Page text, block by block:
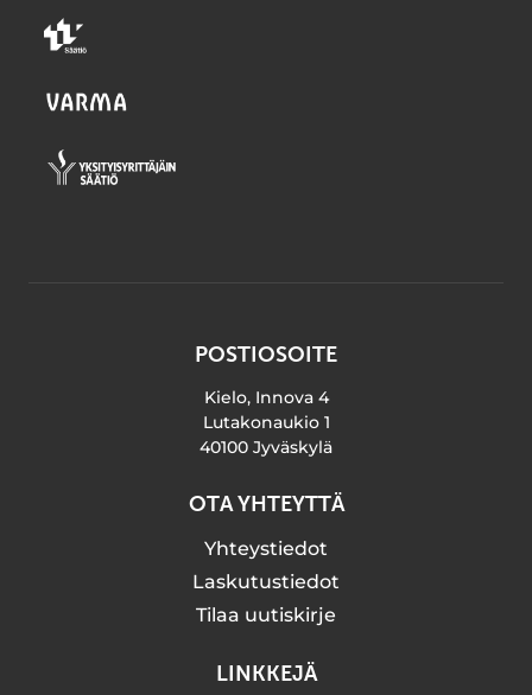
POSTIOSOITE
Kielo, Innova 4
Lutakonaukio 1
40100 Jyväskylä
OTA YHTEYTTÄ
Yhteystiedot
Laskutustiedot
Tilaa uutiskirje
LINKKEJÄ